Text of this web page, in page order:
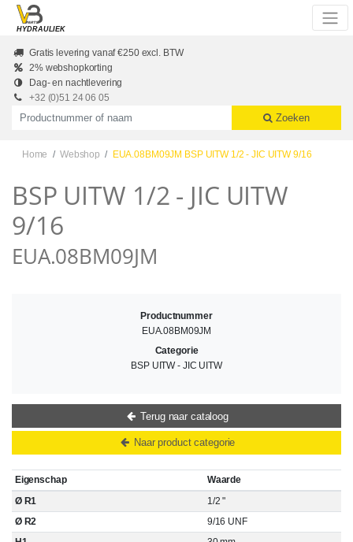
Skip to main content
HYDRAULIEK
Gratis levering vanaf €250 excl. BTW
2% webshopkorting
Dag- en nachtlevering
+32 (0)51 24 06 05
Productnummer of naam
Zoeken
Home Webshop EUA.08BM09JM BSP UITW 1/2 - JIC UITW 9/16
BSP UITW 1/2 - JIC UITW
9/16
EUA.08BM09JM
Eigenschap
Waarde
Ø R1
1/2 "
Ø R2
9/16 UNF
Productnummer
EUA.08BM09JM
Categorie
BSP UITW - JIC UITW
Terug naar cataloog
Naar product categorie